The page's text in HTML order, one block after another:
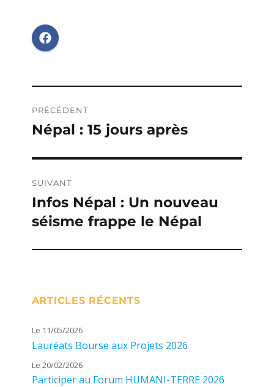
de
PRÉCÉDENT
Publication
Népal : 15 jours après
SUIVANT
Publication
suivante :
Infos Népal : Un nouveau
séisme frappe le Népal
ARTICLES RÉCENTS
Le 11/05/2026
Lauréats Bourse aux Projets 2026
Le 20/02/2026
Participer au Forum HUMANI-TERRE 2026